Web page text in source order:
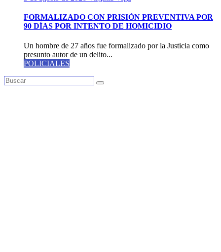
FORMALIZADO CON PRISIÓN PREVENTIVA POR
90 DÍAS POR INTENTO DE HOMICIDIO
Un hombre de 27 años fue formalizado por la Justicia como
presunto autor de un delito...
POLICIALES